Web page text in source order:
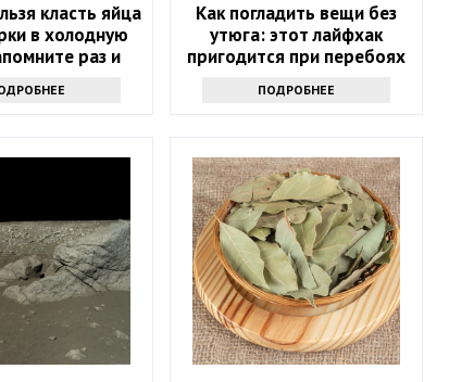
класть яйца
в холодную
раз и
Как погладить вещи без
утюга: этот лайфхак
пригодится при перебоях
ПОДРОБНЕЕ